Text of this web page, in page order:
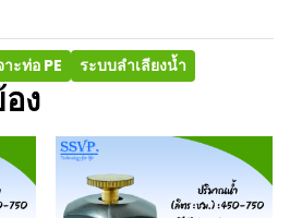
ะท่อ PE ระบบลำเลียงน้ำ
ง